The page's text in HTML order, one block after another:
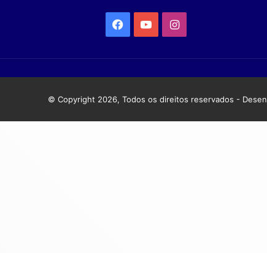
© Copyright 2026, Todos os direitos reservados -